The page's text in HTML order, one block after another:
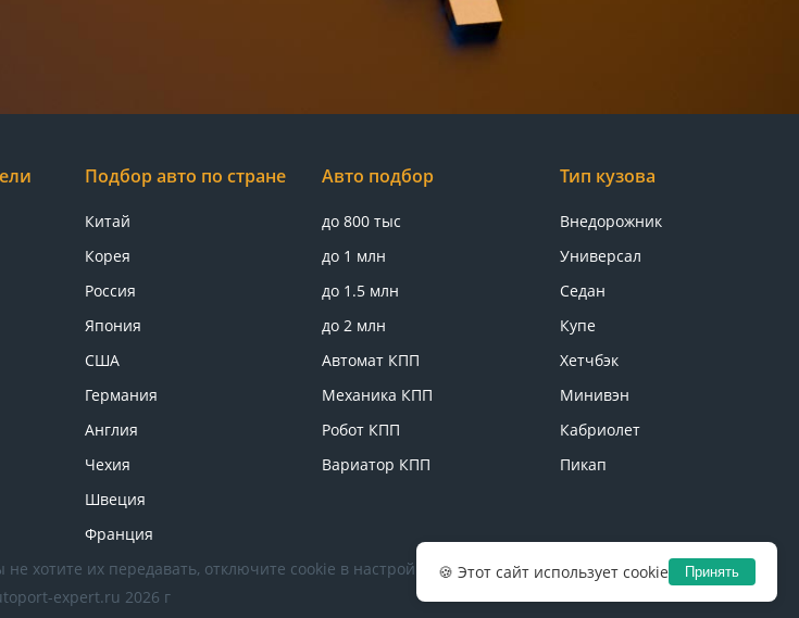
Подбор авто по стране
Китай
Корея
Россия
Япония
США
Германия
Англия
Чехия
Швеция
Франция
Авто подбор
до 800 тыс
до 1 млн
до 1.5 млн
до 2 млн
Автомат КПП
Механика КПП
Робот КПП
Вариатор КПП
Тип кузова
Внедорожник
Универсал
Седан
Купе
Хетчбэк
Минивэн
Кабриолет
Пикап
хотите их передавать, отключите cookie в настройках браузера.Политика конфиденциальности
expert.ru 2026 г
🍪 Этот сайт использует cookie Принять